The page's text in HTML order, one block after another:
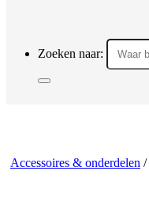
Zoeken naar:
Accessoires & onderdelen /